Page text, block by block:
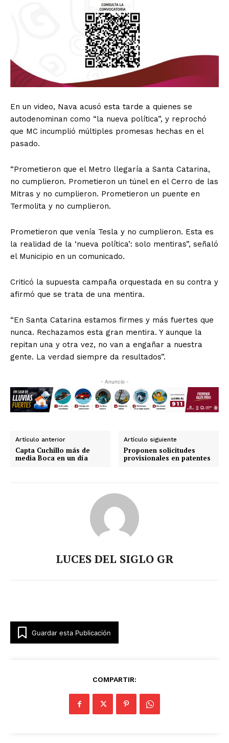
En un video, Nava acusó esta tarde a quienes se
autodenominan como “la nueva política”, y reprochó
que MC incumplió múltiples promesas hechas en el
pasado.
“Prometieron que el Metro llegaría a Santa Catarina,
no cumplieron. Prometieron un túnel en el Cerro de las
Mitras y no cumplieron. Prometieron un puente en
Termolita y no cumplieron.
Prometieron que venía Tesla y no cumplieron. Esta es
la realidad de la ‘nueva política’: solo mentiras”, señaló
el Municipio en un comunicado.
Criticó la supuesta campaña orquestada en su contra y
afirmó que se trata de una mentira.
“En Santa Catarina estamos firmes y más fuertes que
nunca. Rechazamos esta gran mentira. Y aunque la
repitan una y otra vez, no van a engañar a nuestra
gente. La verdad siempre da resultados”.
- Anuncio -
Artículo anterior
Capta Cuchillo más de
media Boca en un día
Artículo siguiente
Proponen solicitudes
provisionales en patentes
LUCES DEL SIGLO GR
Guardar esta Publicación
COMPARTIR: